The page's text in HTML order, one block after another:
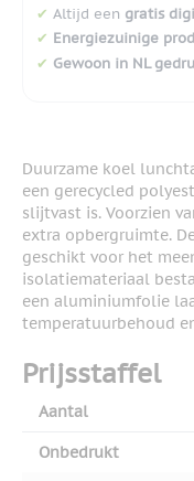
✔ Altijd een gratis
✔ Energiezuinige
✔ Gewoon in NL
Duurzame koel
een gerecycled
slijtvast is. Voorzien
extra opbergruimte.
geschikt voor het
isolatiemateriaal
een aluminiumfolie
temperatuurbehoud
Prijsstaffel
Aantal
Onbedrukt